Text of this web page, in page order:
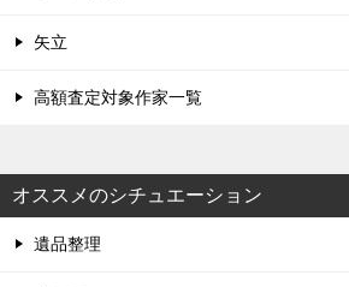
矢立
高額査定対象作家一覧
オススメのシチュエーション
遺品整理